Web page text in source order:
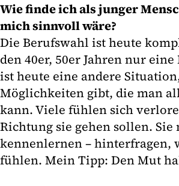
Wie finde ich als junger
mich sinnvoll wäre?
Die Berufswahl ist heute
den 40er, 50er Jahren nur
ist heute eine andere
Möglichkeiten gibt, die man
kann. Viele fühlen sich
Richtung sie gehen sollen.
kennenlernen – hinterfragen,
fühlen. Mein Tipp: Den Mut